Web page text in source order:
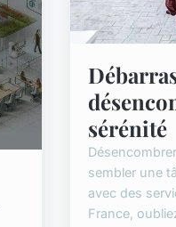
sérénité
sembler une
avec des
France,